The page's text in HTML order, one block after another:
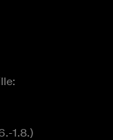
1.8.)